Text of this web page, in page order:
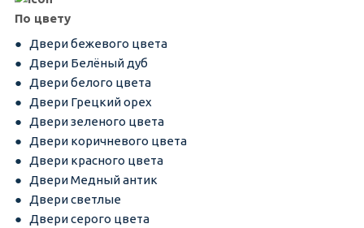
По цвету
Двери бежевого цвета
Двери Белёный дуб
Двери белого цвета
Двери Грецкий орех
Двери зеленого цвета
Двери коричневого цвета
Двери красного цвета
Двери Медный антик
Двери светлые
Двери серого цвета